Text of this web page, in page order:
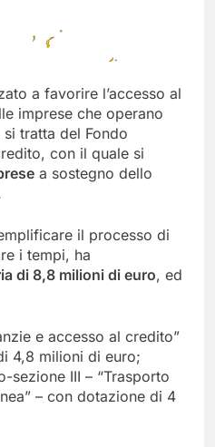
a favorire l’accesso al
imprese che operano
tratta del Fondo
con il quale si
a sostegno dello
il processo di
i tempi, ha
di 8,8 milioni di euro, ed
e accesso al credito”
4,8 milioni di euro;
sezione III – “Trasporto
– con dotazione di 4